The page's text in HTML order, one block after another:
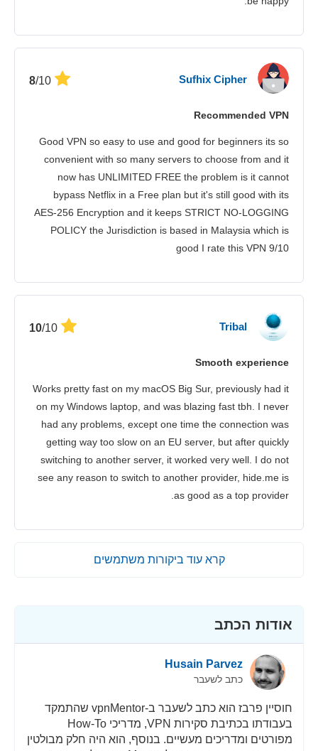
Sufhix Cipher
/10
Recommended VPN
Good VPN so easy to use and good for beginners its so
convenient with so many servers to choose from and it
now has UNLIMITED FREE the problem is it cannot
bypass Netflix in a Free plan but it's still good with its
AES-256 Encryption and it keeps STRICT NO-LOGGING
POLICY the Jurisdiction is based in Malaysia which is
good I rate this VPN 9/10
Tribal
/10
Smooth experience
Works pretty fast on my macOS Big Sur, previously had it
on my Windows laptop, and was blazing fast tbh. I never
had any problems, except one time the connection was
getting way too slow on an EU server, but after quickly
switching to another server, it worked very well. I do not
see any reason to switch to another provider, hide.me is
as good as a top provider.
קרא עוד ביקורות משתמשים
אודות הכתב
Husain Parvez
כתב לשעבר
חוסיין פרבז הוא כתב לשעבר ב-vpnMentor שהתמקד
בעבודתו בכתיבת סקירות VPN, מדריכי How-To
מפורטים ומדריכים מעשיים. בנוסף, הוא היה חלק מבולטין